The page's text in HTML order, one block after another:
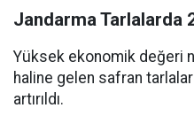
Jandarma Tarlalarda
Yüksek ekonomik değeri
haline gelen safran
artırıldı.